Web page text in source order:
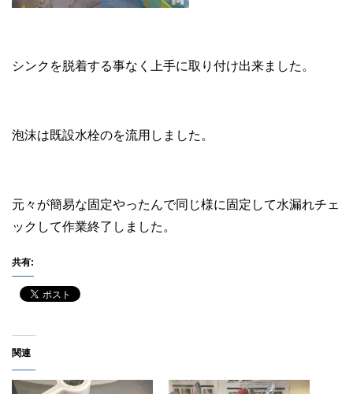
シンクを脱着する事なく上手に取り付け出来ました。
泡沫は既設水栓のを流用しました。
元々が簡易な固定やったんで同じ様に固定して水漏れチェ
ックして作業終了しました。
共有:
関連